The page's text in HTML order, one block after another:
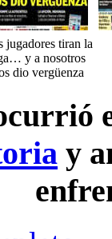
jugadores tiran la
y a nosotros
dio vergüenza
y